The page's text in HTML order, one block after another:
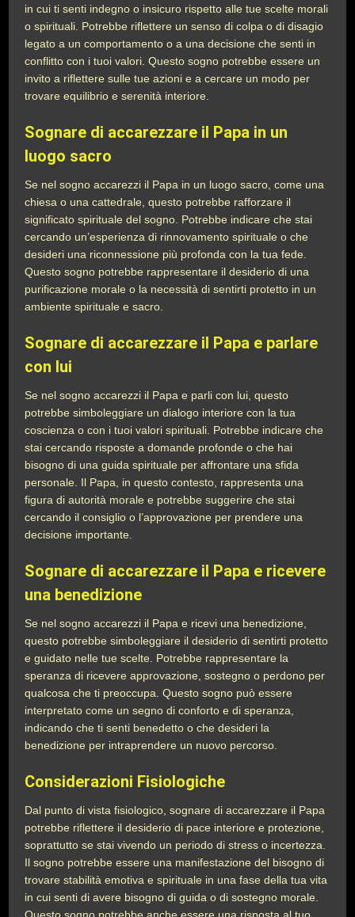
in cui ti senti indegno o insicuro rispetto alle tue scelte morali
o spirituali. Potrebbe riflettere un senso di colpa o di disagio
legato a un comportamento o a una decisione che senti in
conflitto con i tuoi valori. Questo sogno potrebbe essere un
invito a riflettere sulle tue azioni e a cercare un modo per
trovare equilibrio e serenità interiore.
Sognare di accarezzare il Papa in un
luogo sacro
Se nel sogno accarezzi il Papa in un luogo sacro, come una
chiesa o una cattedrale, questo potrebbe rafforzare il
significato spirituale del sogno. Potrebbe indicare che stai
cercando un’esperienza di rinnovamento spirituale o che
desideri una riconnessione più profonda con la tua fede.
Questo sogno potrebbe rappresentare il desiderio di una
purificazione morale o la necessità di sentirti protetto in un
ambiente spirituale e sacro.
Sognare di accarezzare il Papa e parlare
con lui
Se nel sogno accarezzi il Papa e parli con lui, questo
potrebbe simboleggiare un dialogo interiore con la tua
coscienza o con i tuoi valori spirituali. Potrebbe indicare che
stai cercando risposte a domande profonde o che hai
bisogno di una guida spirituale per affrontare una sfida
personale. Il Papa, in questo contesto, rappresenta una
figura di autorità morale e potrebbe suggerire che stai
cercando il consiglio o l’approvazione per prendere una
decisione importante.
Sognare di accarezzare il Papa e ricevere
una benedizione
Se nel sogno accarezzi il Papa e ricevi una benedizione,
questo potrebbe simboleggiare il desiderio di sentirti protetto
e guidato nelle tue scelte. Potrebbe rappresentare la
speranza di ricevere approvazione, sostegno o perdono per
qualcosa che ti preoccupa. Questo sogno può essere
interpretato come un segno di conforto e di speranza,
indicando che ti senti benedetto o che desideri la
benedizione per intraprendere un nuovo percorso.
Considerazioni Fisiologiche
Dal punto di vista fisiologico, sognare di accarezzare il Papa
potrebbe riflettere il desiderio di pace interiore e protezione,
soprattutto se stai vivendo un periodo di stress o incertezza.
Il sogno potrebbe essere una manifestazione del bisogno di
trovare stabilità emotiva e spirituale in una fase della tua vita
in cui senti di avere bisogno di guida o di sostegno morale.